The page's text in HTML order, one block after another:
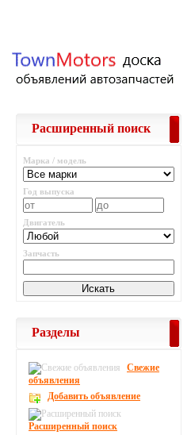
Расширенный поиск
Марка / модель
Год выпуска
Двигатель
Запчасть
Разделы
Свежие
объявления
Добавить объявление
Расширенный поиск